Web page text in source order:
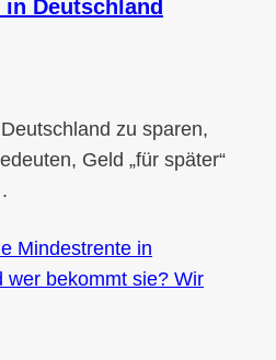
Deutschland
zu sparen,
Geld „für später“